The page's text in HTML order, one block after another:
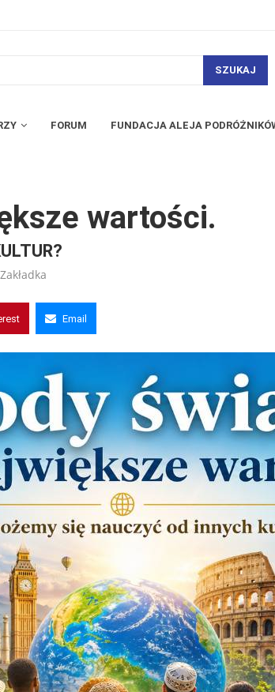
SZUKAJ
FORUM FUNDACJA ALEJA
wartości.
Zakładka
Email